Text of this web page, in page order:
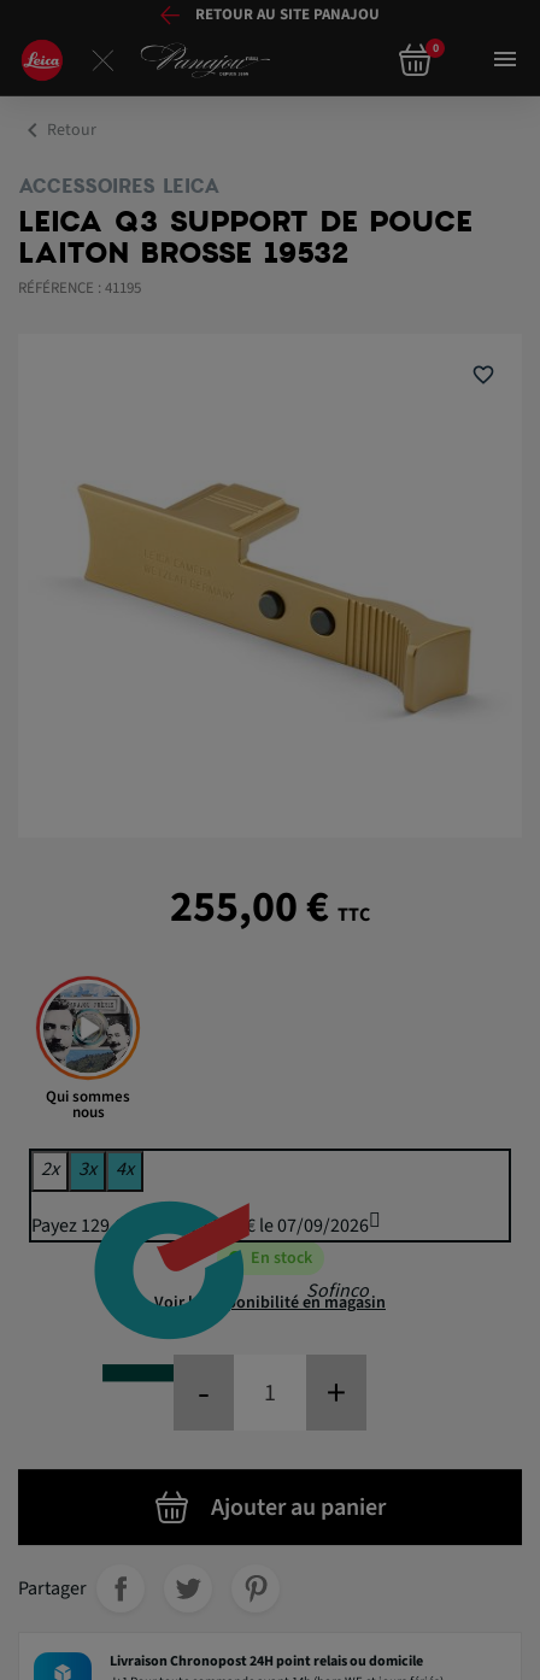
RETOUR AU SITE PANAJOU
0 
chevron_left Retour
ACCESSOIRES LEICA
LEICA Q3 SUPPORT DE POUCE
LAITON BROSSE 19532
RÉFÉRENCE : 41195
favorite_border
255,00 € TTC
Qui sommes
nous
Sofinco
2x 3x 4x
Payez 129,69 € puis 127,50 € le 07/09/2026
En stock
Voir la disponibilité en magasin
- +
Ajouter au panier
Partager
Livraison Chronopost 24H point relais ou domicile